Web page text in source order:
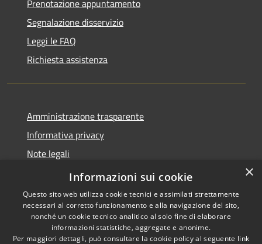
Prenotazione appuntamento
Segnalazione disservizio
Leggi le FAQ
Richiesta assistenza
Amministrazione trasparente
Informativa privacy
Note legali
Dichiarazione di accessibilità
Copyright © 2026 • Comune di
×
Informazioni sui cookie
Questo sito web utilizza cookie tecnici e assimilati strettamente
necessari al corretto funzionamento e alla navigazione del sito,
nonché un cookie tecnico analitico al solo fine di elaborare
informazioni statistiche, aggregate e anonime.
Per maggiori dettagli, può consultare la cookie policy al seguente link